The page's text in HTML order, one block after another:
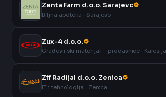
Zenta Farm d.o.o. Sarajevo
Biljna apoteka · Sarajevo
Zux-4 d.o.o.
Građevinski materijali - prodavnice · Kalesija
Zff Radijal d.o.o. Zenica
IT i tehnologija · Zenica